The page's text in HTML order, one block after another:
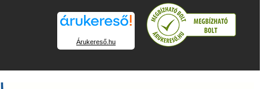
Árukereső.hu